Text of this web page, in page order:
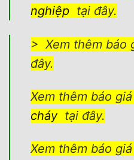
nghiệptại đây.
> Xem thêm báo
đây.
Xem thêm báo giá
cháytại đây.
Xem thêm báo giá